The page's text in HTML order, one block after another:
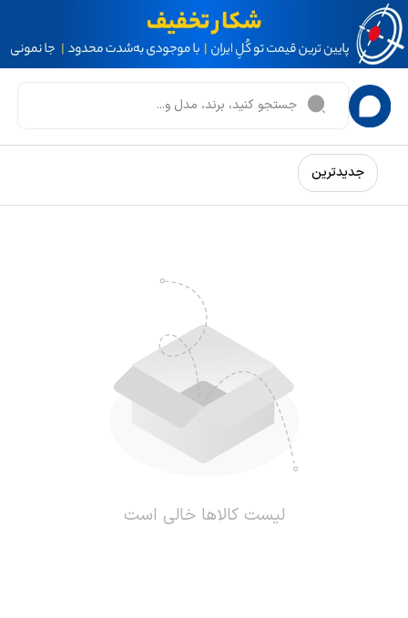
جدیدترین
لیست کالاها خالی است